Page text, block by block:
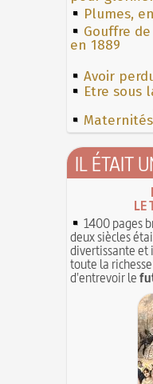
Plumes,
Gouffre
en 1889
Avoir
Etre sous
IL ÉTAIT
LE
1400 pages
deux siècles
divertissante et
toute la
d'entrevoir le